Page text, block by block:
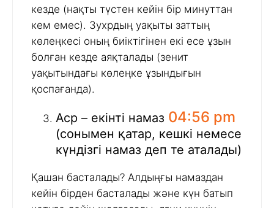
кезде (нақты түстен кейін бір минуттан
кем емес). Зухрдың уақыты заттың
көлеңкесі оның биіктігінен екі есе ұзын
болған кезде аяқталады (зенит
уақытындағы көлеңке ұзындығын
қоспағанда).
Аср – екінті намаз 04:56 pm
(сонымен қатар, кешкі немесе
күндізгі намаз деп те аталады)
Қашан басталады? Алдыңғы намаздан
кейін бірден басталады және күн батып